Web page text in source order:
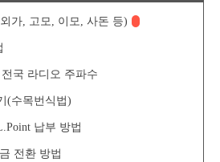
가, 고모, 이모, 사돈 등)
국 라디오 주파수
(수목번식법)
납부 방법
전환 방법